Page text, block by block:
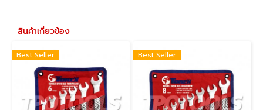
สินค้าเกี่ยวข้อง
Best Seller Best Seller